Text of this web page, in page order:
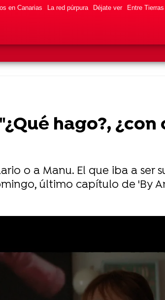
en Canarias La red púrpura Déjate ver Entre Tierras
hago?, ¿con
o a Manu. El que iba a ser
último capítulo de 'By